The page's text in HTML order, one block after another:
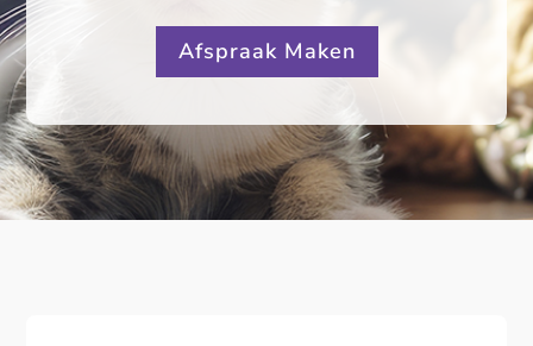
Afspraak Maken